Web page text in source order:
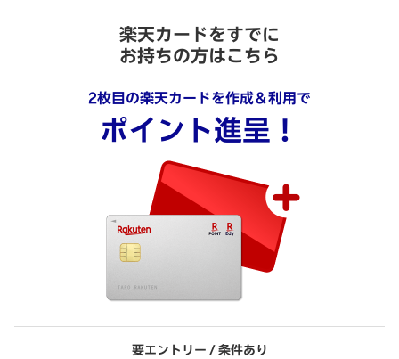
楽天カードをすでに
お持ちの方はこちら
2枚目の楽天カードを作成＆利用で
ポイント進呈！
要エントリー / 条件あり